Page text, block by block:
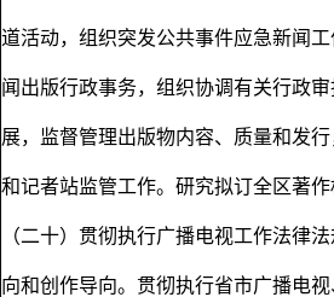
道活动，组织突发公共事件应急新闻
闻出版行政事务，组织协调有关行政
展，监督管理出版物内容、质量和发
和记者站监管工作。研究拟订全区著
（二十）贯彻执行广播电视工作法律
向和创作导向。贯彻执行省市广播电